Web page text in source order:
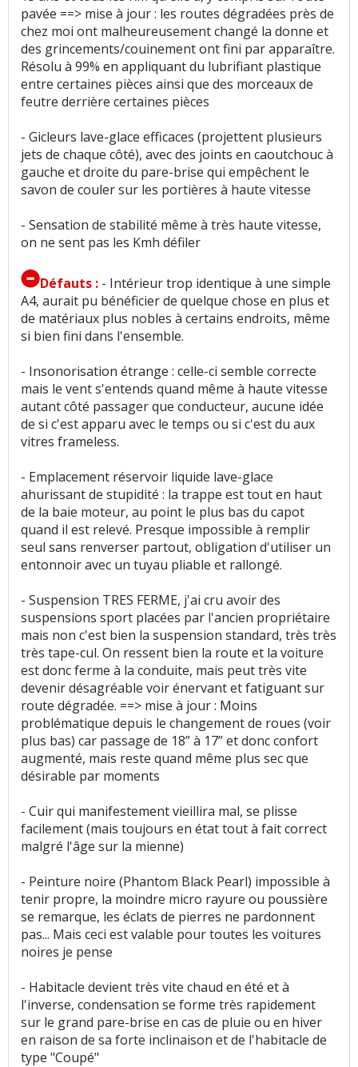
Accessibilité moteur:2n'aiment pas
pavée ==> mise à jour : les routes dégradées près de
chez moi ont malheureusement changé la donne et
des grincements/couinement ont fini par apparaître.
Résolu à 99% en appliquant du lubrifiant plastique
entre certaines pièces ainsi que des morceaux de
feutre derrière certaines pièces
- Gicleurs lave-glace efficaces (projettent plusieurs
jets de chaque côté), avec des joints en caoutchouc à
gauche et droite du pare-brise qui empêchent le
savon de couler sur les portières à haute vitesse
- Sensation de stabilité même à très haute vitesse,
on ne sent pas les Kmh défiler
Défauts : - Intérieur trop identique à une simple
A4, aurait pu bénéficier de quelque chose en plus et
de matériaux plus nobles à certains endroits, même
si bien fini dans l'ensemble.
- Insonorisation étrange : celle-ci semble correcte
mais le vent s'entends quand même à haute vitesse
autant côté passager que conducteur, aucune idée
de si c'est apparu avec le temps ou si c'est du aux
vitres frameless.
- Emplacement réservoir liquide lave-glace
ahurissant de stupidité : la trappe est tout en haut
de la baie moteur, au point le plus bas du capot
quand il est relevé. Presque impossible à remplir
seul sans renverser partout, obligation d'utiliser un
entonnoir avec un tuyau pliable et rallongé.
- Suspension TRES FERME, j'ai cru avoir des
suspensions sport placées par l'ancien propriétaire
mais non c'est bien la suspension standard, très très
très tape-cul. On ressent bien la route et la voiture
est donc ferme à la conduite, mais peut très vite
devenir désagréable voir énervant et fatiguant sur
route dégradée. ==> mise à jour : Moins
problématique depuis le changement de roues (voir
plus bas) car passage de 18” à 17” et donc confort
augmenté, mais reste quand même plus sec que
désirable par moments
- Cuir qui manifestement vieillira mal, se plisse
facilement (mais toujours en état tout à fait correct
malgré l'âge sur la mienne)
- Peinture noire (Phantom Black Pearl) impossible à
tenir propre, la moindre micro rayure ou poussière
se remarque, les éclats de pierres ne pardonnent
pas... Mais ceci est valable pour toutes les voitures
noires je pense
- Habitacle devient très vite chaud en été et à
l'inverse, condensation se forme très rapidement
sur le grand pare-brise en cas de pluie ou en hiver
en raison de sa forte inclinaison et de l'habitacle de
type "Coupé"